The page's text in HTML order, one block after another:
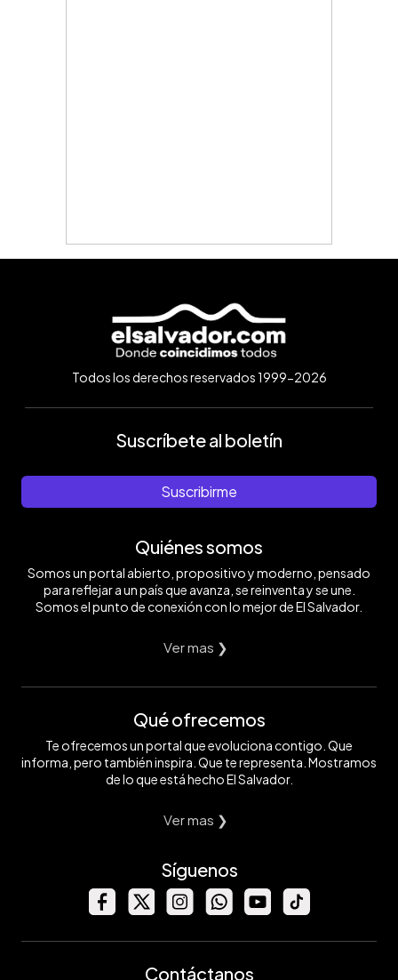
Todos los derechos reservados 1999-2026
Suscríbete al boletín
Suscribirme
Quiénes somos
Somos un portal abierto, propositivo y moderno, pensado
para reflejar a un país que avanza, se reinventa y se une.
Somos el punto de conexión con lo mejor de El Salvador.
Ver mas ❯
Qué ofrecemos
Te ofrecemos un portal que evoluciona contigo. Que
informa, pero también inspira. Que te representa. Mostramos
de lo que está hecho El Salvador.
Ver mas ❯
Síguenos
Contáctanos